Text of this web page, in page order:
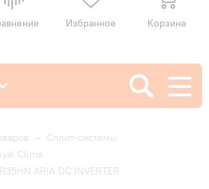
Избранное Корзина
— Сплит-системы
Clima
ARIA DC INVERTER